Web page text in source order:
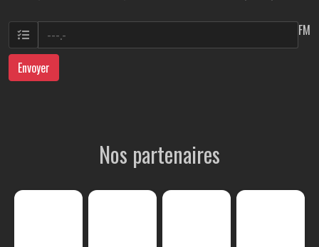
FM
Envoyer
Nos partenaires